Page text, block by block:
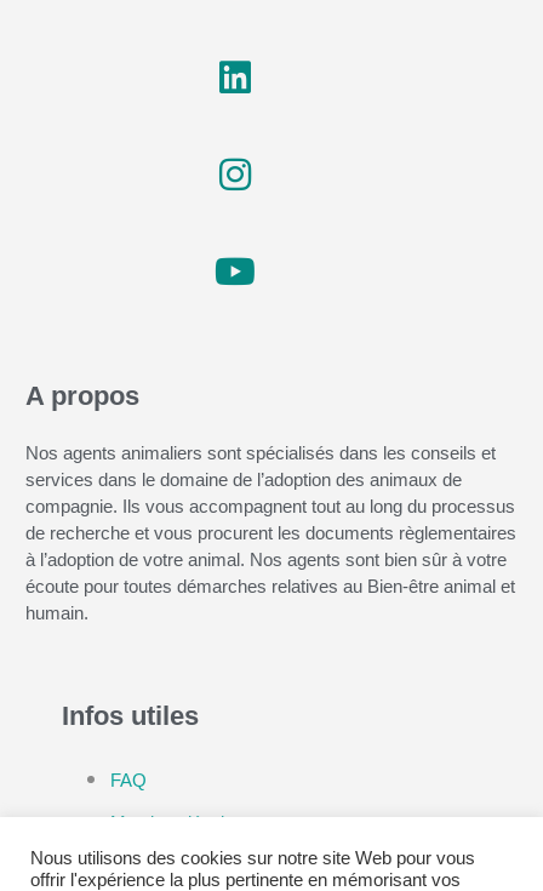
A propos
Nos agents animaliers sont spécialisés dans les conseils et
services dans le domaine de l’adoption des animaux de
compagnie. Ils vous accompagnent tout au long du processus
de recherche et vous procurent les documents règlementaires
à l’adoption de votre animal. Nos agents sont bien sûr à votre
écoute pour toutes démarches relatives au Bien-être animal et
humain.
Infos utiles
FAQ
Mentions légales
Politique de confidentialité
Nous utilisons des cookies sur notre site Web pour vous
offrir l'expérience la plus pertinente en mémorisant vos